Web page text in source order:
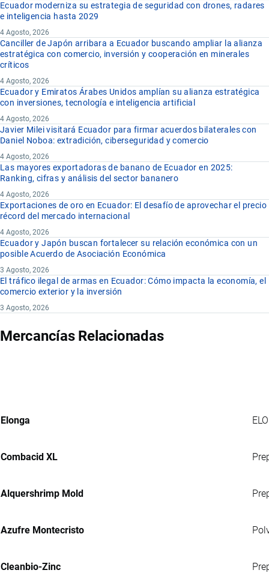
Ecuador moderniza su estrategia de seguridad con drones, radares
e inteligencia hasta 2029
4 Agosto, 2026
Canciller de Japón arribara a Ecuador buscando ampliar la alianza
estratégica con comercio, inversión y cooperación en minerales
críticos
4 Agosto, 2026
Ecuador y Emiratos Árabes Unidos amplían su alianza estratégica
con inversiones, tecnología e inteligencia artificial
4 Agosto, 2026
Javier Milei visitará Ecuador para firmar acuerdos bilaterales con
Daniel Noboa: extradición, ciberseguridad y comercio
4 Agosto, 2026
Las mayores exportadoras de banano de Ecuador en 2025:
Ranking, cifras y análisis del sector bananero
4 Agosto, 2026
Exportaciones de oro en Ecuador: El desafío de aprovechar el precio
récord del mercado internacional
4 Agosto, 2026
Ecuador y Japón buscan fortalecer su relación económica con un
posible Acuerdo de Asociación Económica
3 Agosto, 2026
El tráfico ilegal de armas en Ecuador: Cómo impacta la economía, el
comercio exterior y la inversión
3 Agosto, 2026
Mercancías Relacionadas
Elonga
Combacid XL
Alquershrimp Mold
Azufre Montecristo
Cleanbio-Zinc